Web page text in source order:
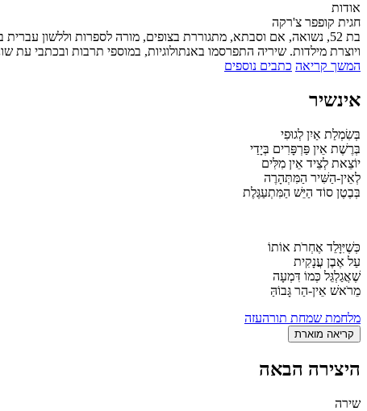
אודות
חגית קופפר צ'רקה
בת 52, נשואה, אם וסבתא, מתגוררת בצופים, מורה לספרות וללשון
ויוצרת מילדות. שיריה התפרסמו באנתולוגיות, במוספי תרבות ובכתבי עת שונים. ספר
המשך קריאה כתבים נוספים
אינשיר
בְּשִׂמְלַת אַיִן לְגוּפִי
בְּרֶשֶׁת אֵין פַּרְפָּרִים בְּיָדַי
יוֹצֵאת לְצֵיד אֵין מִלִּים
לְאֵין-הַשִּׁיר הַמִּתְּהָרֶה
בְּבֶטֶן סוֹד הַיֵּשׁ הַמִּתְעַגֶּלֶת
כְּשֶׁיִּוָּלֵד אֶחְרֹת אוֹתוֹ
עַל אֶבֶן עֲנָקִית
שֶׁאֲגַלְגֵּל כְּמוֹ דִּמְעָה
מֵרֹאשׁ אֵין-הַר גָּבוֹהַּ
מלחמת שמחת תורהעזה
קריאה מוארת
היצירה הבאה
שירה